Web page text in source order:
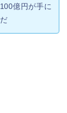
億円が手に